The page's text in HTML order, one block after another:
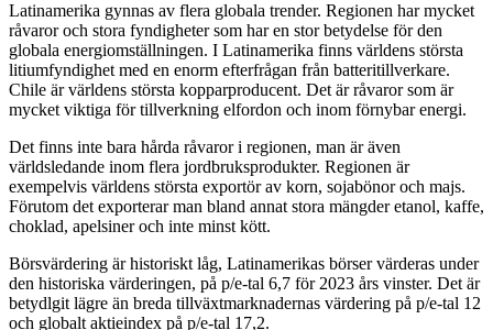
Latinamerika gynnas av flera globala trender. Regionen har mycket
råvaror och stora fyndigheter som har en stor betydelse för den
globala energiomställningen. I Latinamerika finns världens största
litiumfyndighet med en enorm efterfrågan från batteritillverkare.
Chile är världens största kopparproducent. Det är råvaror som är
mycket viktiga för tillverkning elfordon och inom förnybar energi.
Det finns inte bara hårda råvaror i regionen, man är även
världsledande inom flera jordbruksprodukter. Regionen är
exempelvis världens största exportör av korn, sojabönor och majs.
Förutom det exporterar man bland annat stora mängder etanol, kaffe,
choklad, apelsiner och inte minst kött.
Börsvärdering är historiskt låg, Latinamerikas börser värderas under
den historiska värderingen, på p/e-tal 6,7 för 2023 års vinster. Det är
betydlgit lägre än breda tillväxtmarknadernas värdering på p/e-tal 12
och globalt aktieindex på p/e-tal 17,2.